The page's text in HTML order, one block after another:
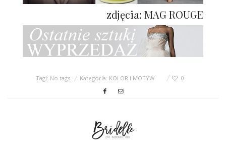
zdjęcia: MAG ROUGE
Tagi: No tags Kategoria: KOLOR I MOTYW 0